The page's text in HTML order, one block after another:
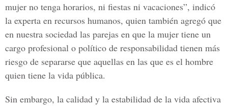
mujer no tenga horarios, ni fiestas ni vacaciones”, indicó
la experta en recursos humanos, quien también agregó que
en nuestra sociedad las parejas en que la mujer tiene un
cargo profesional o político de responsabilidad tienen más
riesgo de separarse que aquellas en las que es el hombre
quien tiene la vida pública.
Sin embargo, la calidad y la estabilidad de la vida afectiva